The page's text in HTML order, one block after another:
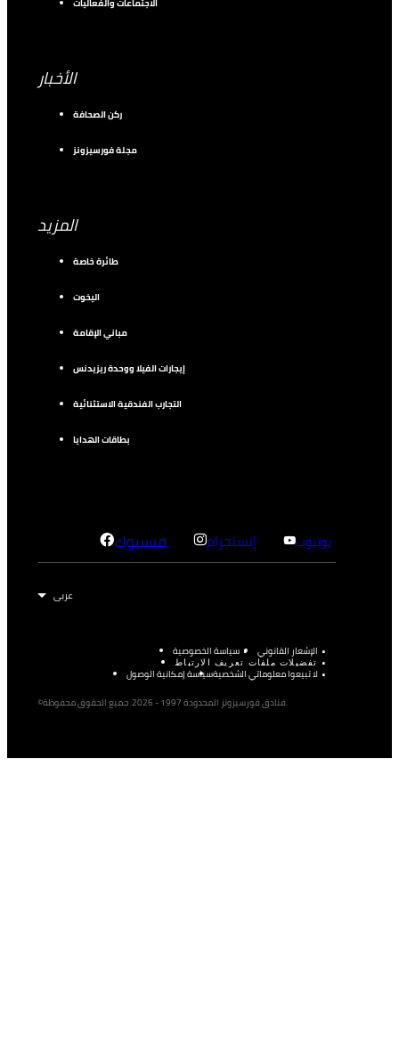
الأخبار
ركن الصحافة
مجلة فورسيزونز
المزيد
طائرة خاصة
اليخوت
مباني الإقامة
إيجارات الفيلا ووحدة ريزيدنس
التجارب الفندقية الاستثنائية
بطاقات الهدايا
فيسبوك إنستجرام يوتيوب
الإشعار القانوني سياسة الخصوصية
تفضيلات ملفات تعريف الارتباط
لا تبيعوا معلوماتي الشخصيةسياسة إمكانية الوصول
©فنادق فورسيزونز المحدودة 1997 - 2026. جميع الحقوق محفوظة.